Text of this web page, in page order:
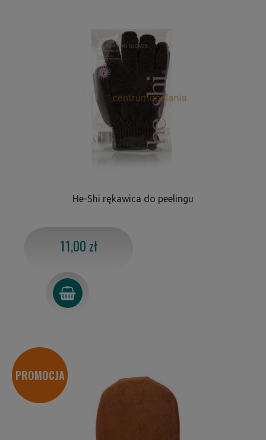
He-Shi rękawica do peelingu
11,00 zł
PROMOCJA